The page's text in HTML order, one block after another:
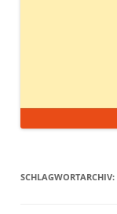
SCHLAGWORTARCHIV: